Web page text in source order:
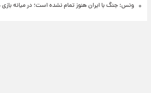
ونس: جنگ با ایران هنوز تمام نشده است؛ در میانه